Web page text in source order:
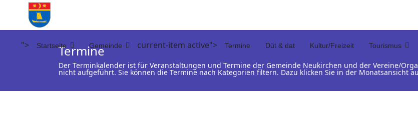
"> Startseite Gemeinde current-item active"> Termine Düt & dat Kultur/Freizeit Tourismus
Termine
Der Terminkalender ist für Veranstaltungen und Termine der Gemeinde Neukirchen und der Vereine/
nicht aufgeführt. Sie können die Termine nach Kategorien filtern. Dazu klicken Sie in der Monatsansicht